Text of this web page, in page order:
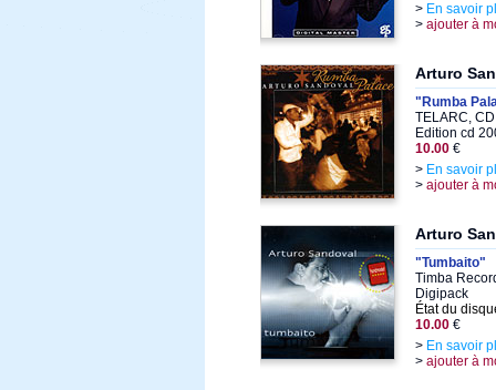
> En savoir
> ajouter à
Arturo
"Rumba
TELARC,
Edition cd
10.00 €
> En savoir
> ajouter à
Arturo
"Tumbaito"
Timba
Digipack
État du
10.00 €
> En savoir
> ajouter à